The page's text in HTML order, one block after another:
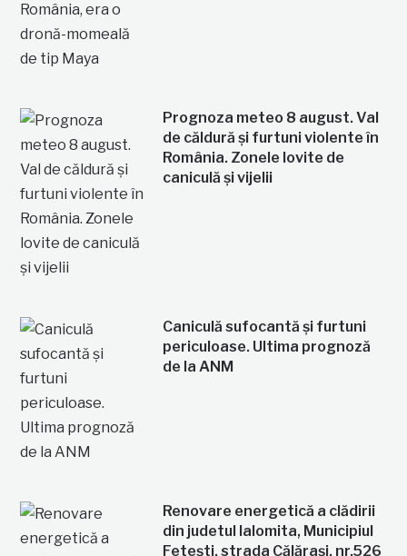
Prognoza meteo 8 august. Val
de căldură și furtuni violente în
România. Zonele lovite de
caniculă și vijelii
Caniculă sufocantă și furtuni
periculoase. Ultima prognoză
de la ANM
Renovare energetică a clădirii
din judetul Ialomita, Municipiul
Fetești, strada Călărași, nr.526